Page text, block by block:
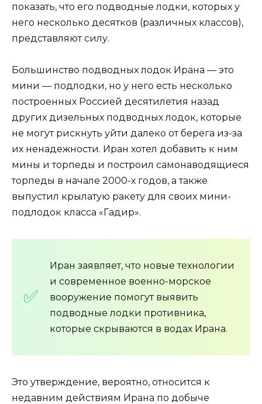
показать, что его подводные лодки, которых у
него несколько десятков (различных классов),
представляют силу.
Большинство подводных лодок Ирана — это
мини — подлодки, но у него есть несколько
построенных Россией десятилетия назад
других дизельных подводных лодок, которые
не могут рискнуть уйти далеко от берега из-за
их ненадежности. Иран хотел добавить к ним
мины и торпеды и построил самонаводящиеся
торпеды в начале 2000-х годов, а также
выпустил крылатую ракету для своих мини-
подлодок класса «Гадир».
Иран заявляет, что новые технологии
и современное военно-морское
вооружение помогут выявить
подводные лодки противника,
которые скрываются в водах Ирана.
Это утверждение, вероятно, относится к
недавним действиям Ирана по добыче